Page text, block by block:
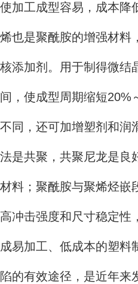
使加工成型容易，成本降
烯也是聚酰胺的增强材
核添加剂。用于制得微结
间，使成型周期缩短20%
不同，还可加增塑剂和润
法是共聚，共聚尼龙是良
材料；聚酰胺与聚烯烃嵌
高冲击强度和尺寸稳定性
成易加工、低成本的塑料
陷的有效途径，是近年来